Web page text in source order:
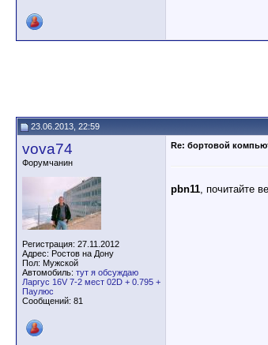
23.06.2013, 22:59
vova74
Форумчанин
Регистрация: 27.11.2012
Адрес: Ростов на Дону
Пол: Мужской
Автомобиль: тут я обсуждаю
Ларгус 16V 7-2 мест 02D + 0.795 +
Паулюс
Сообщений: 81
Re: бортовой
pbn11, почитайте